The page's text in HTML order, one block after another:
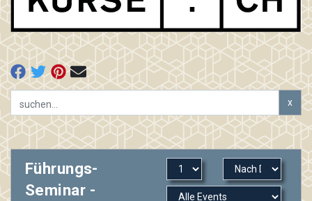
x
Führungs-
Seminar -